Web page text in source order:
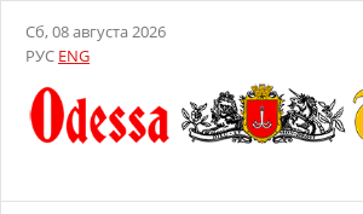
Сб, 08 августа 2026
РУС ENG